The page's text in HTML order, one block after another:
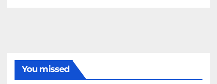
You missed